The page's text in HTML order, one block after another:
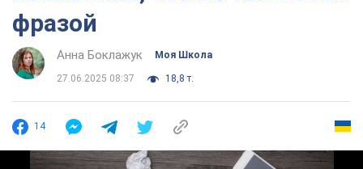
фразой
Анна Боклажук Моя Школа
27.06.2025 08:37 18,8 т.
14